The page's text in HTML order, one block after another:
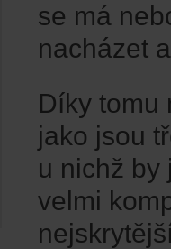
se má
nacházet
Díky tomu
jako jsou
u nichž by
velmi